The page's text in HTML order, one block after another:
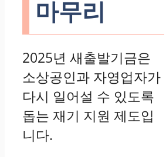
마무리
2025년 새출발기금은
소상공인과 자영업자가
다시 일어설 수 있도록
돕는 재기 지원 제도입
니다.